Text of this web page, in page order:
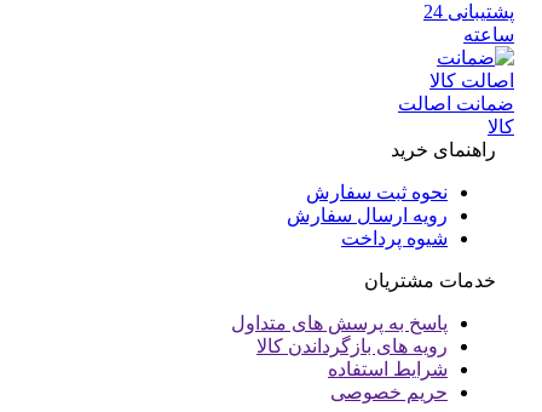
پشتیبانی 24
اصالت
راهنمای خرید
نحوه ثبت سفارش
رویه ارسال سفارش
شیوه پرداخت
خدمات مشتریان
پاسخ به پرسش های متداول
رویه های بازگرداندن کالا
شرایط استفاده
حریم خصوصی